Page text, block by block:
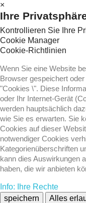
×
Ihre
Kontrollieren Sie Ihre
Cookie Manager
Cookie-Richtlinien
Wenn Sie eine Website
Browser gespeichert
"Cookies \". Diese
oder Ihr Internet-Gerät
werden hauptsächlich
wie Sie es erwarten. Sie
Cookies auf dieser
notwendiger Cookies
Kategorienüberschriften
kann dies Auswirkungen
haben, die wir anbieten
Info: Ihre Rechte
speichern
Alles